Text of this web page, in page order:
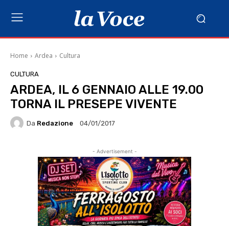
Home Ardea Cultura
CULTURA
ARDEA, IL 6 GENNAIO ALLE 19.00
TORNA IL PRESEPE VIVENTE
Da Redazione 04/01/2017
- Advertisement -